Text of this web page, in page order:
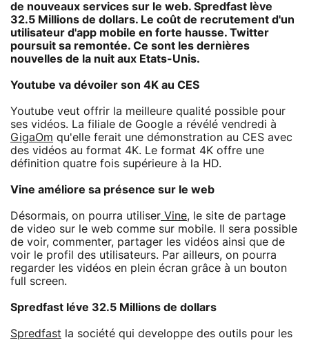
de nouveaux services sur le web. Spredfast lève
32.5 Millions de dollars. Le coût de recrutement d'un
utilisateur d'app mobile en forte hausse. Twitter
poursuit sa remontée. Ce sont les dernières
nouvelles de la nuit aux Etats-Unis.
Youtube va dévoiler son 4K au CES
Youtube veut offrir la meilleure qualité possible pour
ses vidéos. La filiale de Google a révélé vendredi à
GigaOm qu'elle ferait une démonstration au CES avec
des vidéos au format 4K. Le format 4K offre une
définition quatre fois supérieure à la HD.
Vine améliore sa présence sur le web
Désormais, on pourra utiliser Vine, le site de partage
de video sur le web comme sur mobile. Il sera possible
de voir, commenter, partager les vidéos ainsi que de
voir le profil des utilisateurs. Par ailleurs, on pourra
regarder les vidéos en plein écran grâce à un bouton
full screen.
Spredfast léve 32.5 Millions de dollars
Spredfast la société qui developpe des outils pour les